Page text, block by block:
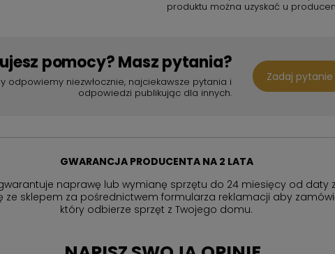
produktu można uzyskać u
pomocy? Masz pytania?
odpowiemy niezwłocznie, najciekawsze pytania i
odpowiedzi publikując dla innych.
Zadaj pytanie
GWARANCJA PRODUCENTA NA 2 LATA
naprawę lub wymianę sprzętu do 24 miesięcy od daty
ze sklepem za pośrednictwem formularza reklamacji aby
który odbierze sprzęt z Twojego domu.